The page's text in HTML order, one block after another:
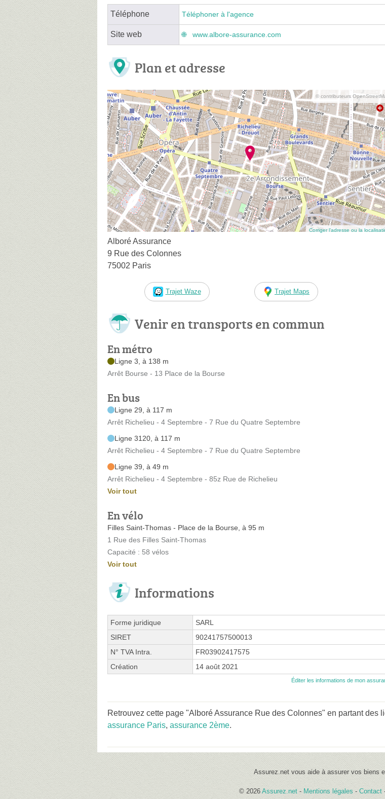
Téléphone Téléphoner à l'agence
Site web www.albore-assurance.com
Plan et adresse
© contributeurs
Corriger l’adresse ou la
Alboré Assurance
9 Rue des Colonnes
75002 Paris
Trajet Waze Trajet Maps
Venir en transports en commun
En métro
Ligne 3, à 138 m
Arrêt Bourse - 13 Place de la Bourse
En bus
Ligne 29, à 117 m
Arrêt Richelieu - 4 Septembre - 7 Rue du Quatre Septembre
Ligne 3120, à 117 m
Arrêt Richelieu - 4 Septembre - 7 Rue du Quatre Septembre
Ligne 39, à 49 m
Arrêt Richelieu - 4 Septembre - 85z Rue de Richelieu
Voir tout
En vélo
Filles Saint-Thomas - Place de la Bourse, à 95 m
1 Rue des Filles Saint-Thomas
Capacité : 58 vélos
Voir tout
Informations
Forme juridique
SARL
SIRET
90241757500013
N° TVA Intra.
FR03902417575
Création
14 août 2021
Éditer les informations de mon
Retrouvez cette page "Alboré Assurance Rue des Colonnes" en partant des
assurance Paris, assurance 2ème.
Assurez.net vous aide à assurer vos biens
© 2026 Assurez.net - Mentions légales - Contact